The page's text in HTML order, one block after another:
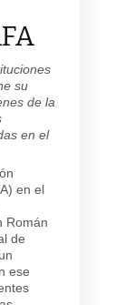
su
de la
en el
en el
Román
de
ese